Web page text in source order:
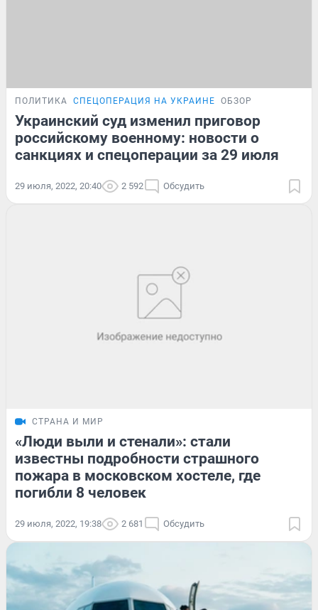
ПОЛИТИКА СПЕЦОПЕРАЦИЯ НА УКРАИНЕ ОБЗОР
Украинский суд изменил приговор
российскому военному: новости о
санкциях и спецоперации за 29 июля
29 июля, 2022, 20:40 2 592 Обсудить
СТРАНА И МИР
«Люди выли и стенали»: стали
известны подробности страшного
пожара в московском хостеле, где
погибли 8 человек
29 июля, 2022, 19:38 2 681 Обсудить